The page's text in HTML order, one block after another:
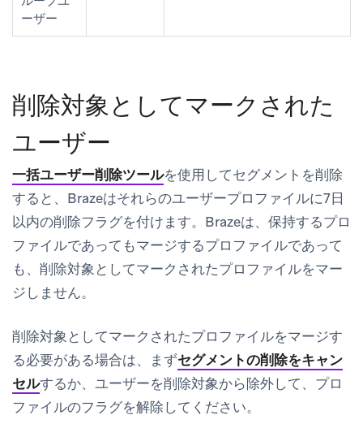
ーザー
削除対象としてマークされた
ユーザー
一括ユーザー削除ツールを使用してセグメントを削除
すると、Brazeはそれらのユーザープロファイルに7日
以内の削除フラグを付けます。Brazeは、保持するプロ
ファイルであってもマージするプロファイルであって
も、削除対象としてマークされたプロファイルをマー
ジしません。
削除対象としてマークされたプロファイルをマージす
る必要がある場合は、まずセグメントの削除をキャン
セルするか、ユーザーを削除対象から除外して、プロ
ファイルのフラグを解除してください。